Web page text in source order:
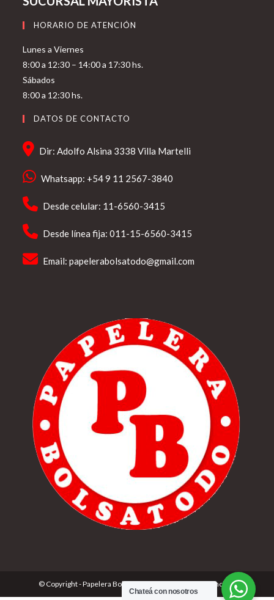
HORARIO DE ATENCIÓN
Lunes a Viernes
8:00 a 12:30 – 14:00 a 17:30 hs.
Sábados
8:00 a 12:30 hs.
DATOS DE CONTACTO
Dir: Adolfo Alsina 3338 Villa Martelli
Whatsapp: +54 9 11 2567-3840
Desde celular: 11-6560-3415
Desde línea fija: 011-15-6560-3415
Email:papelerabolsatodo@gmail.com
© Copyright - Papelera Bolsatodo | Desarrolado porCónclave
Chateá con nosotros